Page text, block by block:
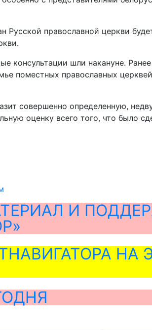
православной церкви
консультации шли накануне.
поместных православных
совершенно определенную,
оценку всего того, что было
И
НА